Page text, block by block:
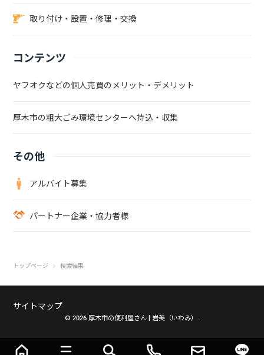
取り付け・設置・修理・交換
コンテンツ
ヤフオクなどの個人売買のメリット・デメリット
厚木市の粗大ごみ環境センターへ持込・収集
その他
アルバイト募集
パートナー企業・協力者様
トップページ 検索結果
サイトマップ
© 2026 厚木市の便利屋さん | 岩美（いわみ）.